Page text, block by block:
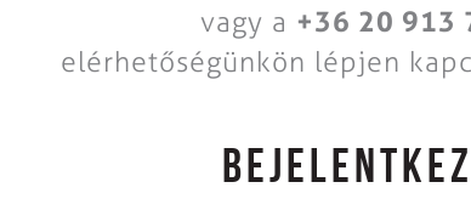
vagy a +36 20 913
elérhetőségünkön lépjen